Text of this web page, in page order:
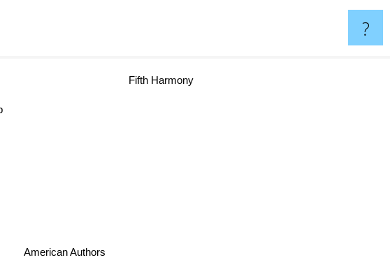
?
American Authors
Fifth Harmony